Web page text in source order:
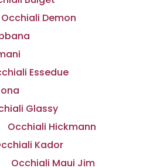
Occhiali Demon
Essedue
Glassy
Occhiali Hickmann
Kador
Occhiali Maui Jim